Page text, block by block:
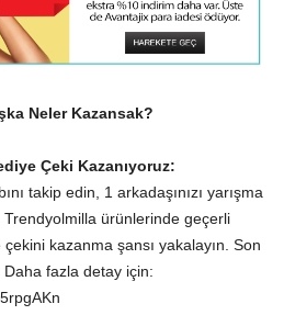
Neler Kazansak?
Çeki Kazanıyoruz:
takip edin, 1 arkadaşınızı yarışma
Trendyolmilla ürünlerinde geçerli
kazanma şansı yakalayın. Son
fazla detay için: